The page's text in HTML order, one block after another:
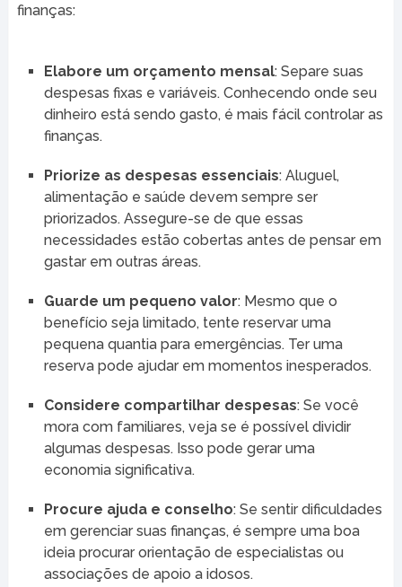
finanças:
Elabore um orçamento mensal: Separe suas
despesas fixas e variáveis. Conhecendo onde seu
dinheiro está sendo gasto, é mais fácil controlar as
finanças.
Priorize as despesas essenciais: Aluguel,
alimentação e saúde devem sempre ser
priorizados. Assegure-se de que essas
necessidades estão cobertas antes de pensar em
gastar em outras áreas.
Guarde um pequeno valor: Mesmo que o
benefício seja limitado, tente reservar uma
pequena quantia para emergências. Ter uma
reserva pode ajudar em momentos inesperados.
Considere compartilhar despesas: Se você
mora com familiares, veja se é possível dividir
algumas despesas. Isso pode gerar uma
economia significativa.
Procure ajuda e conselho: Se sentir dificuldades
em gerenciar suas finanças, é sempre uma boa
ideia procurar orientação de especialistas ou
associações de apoio a idosos.